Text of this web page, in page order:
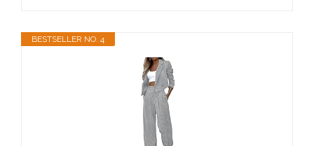
BESTSELLER NO. 4